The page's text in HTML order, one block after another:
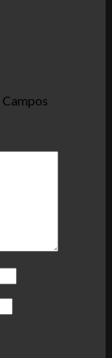
Campos